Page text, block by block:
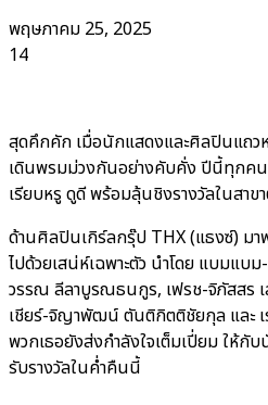
พฤษภาคม 25, 2025
14
สุดคึกคัก เมื่อนักแสดงและศิลปินแถว
เดินพรมม่วงกันอย่างคับคั่ง ปีนี้ทุกค
เรียบหรู ดูดี พร้อมลุ้นชิงรางวัลในสา
ด้านศิลปินเกิร์ลกรุ๊ป THX (แธงซ์) มา
ไปด้วยเสน่ห์เฉพาะตัว นำโดย แบมแ
วรรณ ลีลาบูรณธนกูร, เฟรช-จิภัสสร
เชียร์-จิญาพัฒน์ ตันติกิตติชัยกุล และ เ
พวกเธอยังส่งกำลังใจเต็มเปี่ยม ให้
รับรางวัลในค่ำคืนนี้